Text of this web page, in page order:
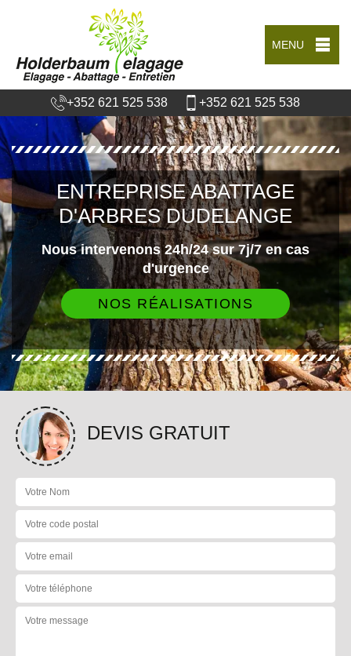
MENU
+352 621 525 538 +352 621 525 538
ENTREPRISE ABATTAGE
D'ARBRES DUDELANGE
Nous intervenons 24h/24 sur 7j/7 en cas
d'urgence
NOS RÉALISATIONS
DEVIS GRATUIT